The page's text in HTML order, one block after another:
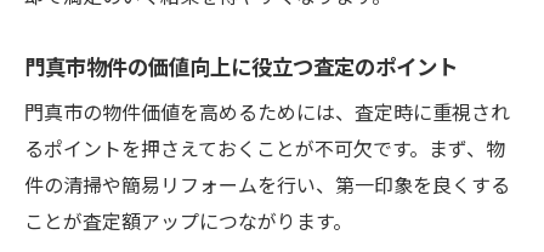
門真市物件の価値向上に役立つ査定のポイント
門真市の物件価値を高めるためには、査定時に重視され
るポイントを押さえておくことが不可欠です。まず、物
件の清掃や簡易リフォームを行い、第一印象を良くする
ことが査定額アップにつながります。